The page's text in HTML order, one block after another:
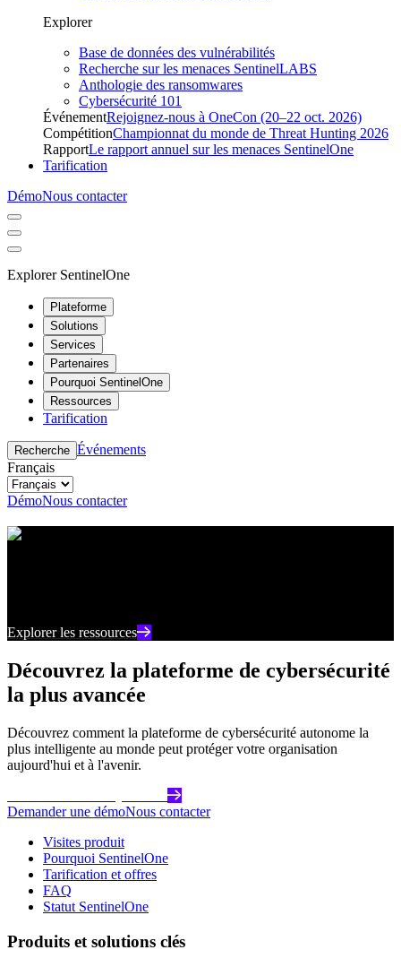
Explorer
Base de données des vulnérabilités
Recherche sur les menaces SentinelLABS
Anthologie des ransomwares
Cybersécurité 101
ÉvénementRejoignez-nous à OneCon (20–22 oct. 2026)
CompétitionChampionnat du monde de Threat Hunting 2026
RapportLe rapport annuel sur les menaces SentinelOne
Tarification
DémoNous contacter
Explorer SentinelOne
Plateforme
Solutions
Services
Partenaires
Pourquoi SentinelOne
Ressources
Tarification
Recherche Événements
Français
DémoNous contacter
Centre de ressources
Explorer les ressources
Découvrez la plateforme de cybersécurité
la plus avancée
Découvrez comment la plateforme de cybersécurité autonome la
plus intelligente au monde peut protéger votre organisation
aujourd'hui et à l'avenir.
Demander une démoNous contacter
Visites produit
Pourquoi SentinelOne
Tarification et offres
FAQ
Statut SentinelOne
Produits et solutions clés